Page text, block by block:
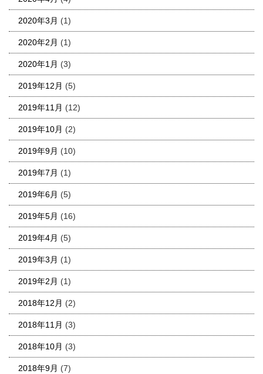
2020年3月 (1)
2020年2月 (1)
2020年1月 (3)
2019年12月 (5)
2019年11月 (12)
2019年10月 (2)
2019年9月 (10)
2019年7月 (1)
2019年6月 (5)
2019年5月 (16)
2019年4月 (5)
2019年3月 (1)
2019年2月 (1)
2018年12月 (2)
2018年11月 (3)
2018年10月 (3)
2018年9月 (7)